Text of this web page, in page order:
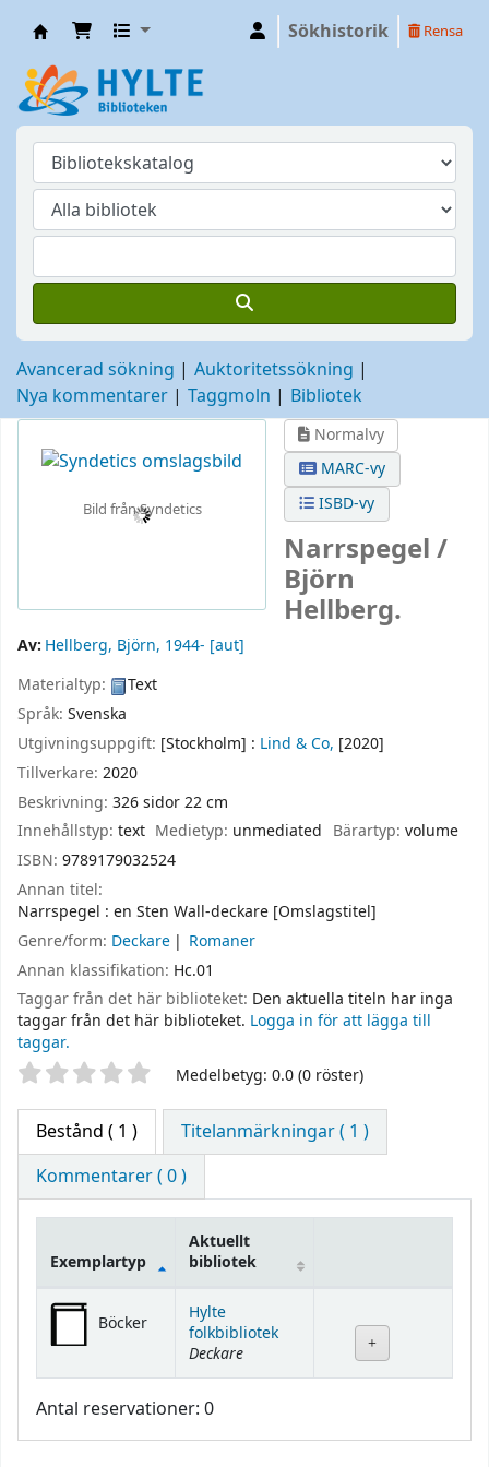
Sökhistorik Rensa
Avancerad sökning
Auktoritetssökning
Nya kommentarer
Taggmoln Bibliotek
Bild från Syndetics
Normalvy
MARC-vy
ISBD-vy
Narrspegel /
Björn
Hellberg.
Av: Hellberg, Björn, 1944- [aut]
Materialtyp:
Text
Språk: Svenska
Utgivningsuppgift: [Stockholm] : Lind & Co, [2020]
Tillverkare: 2020
Beskrivning: 326 sidor 22 cm
Innehållstyp: text Medietyp: unmediated Bärartyp: volume
ISBN: 9789179032524
Annan titel:
Narrspegel : en Sten Wall-deckare [Omslagstitel]
Genre/form: Deckare
Romaner
Annan klassifikation: Hc.01
Taggar från det här biblioteket: Den aktuella titeln har inga
taggar från det här biblioteket. Logga in för att lägga till
taggar.
Betyg Medelbetyg: 0.0 (0 röster)
Bestånd ( 1 )
Titelanmärkningar ( 1 )
Kommentarer ( 0 )
Bestånd
Exemplartyp
Aktuellt
bibliotek
Böcker
Hylte
folkbibliotek
Deckare
Antal reservationer: 0